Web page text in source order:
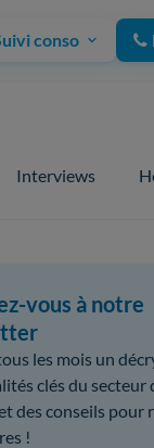
conso
Interviews
vous à notre
les mois un
clés du secteur
des conseils pour
!